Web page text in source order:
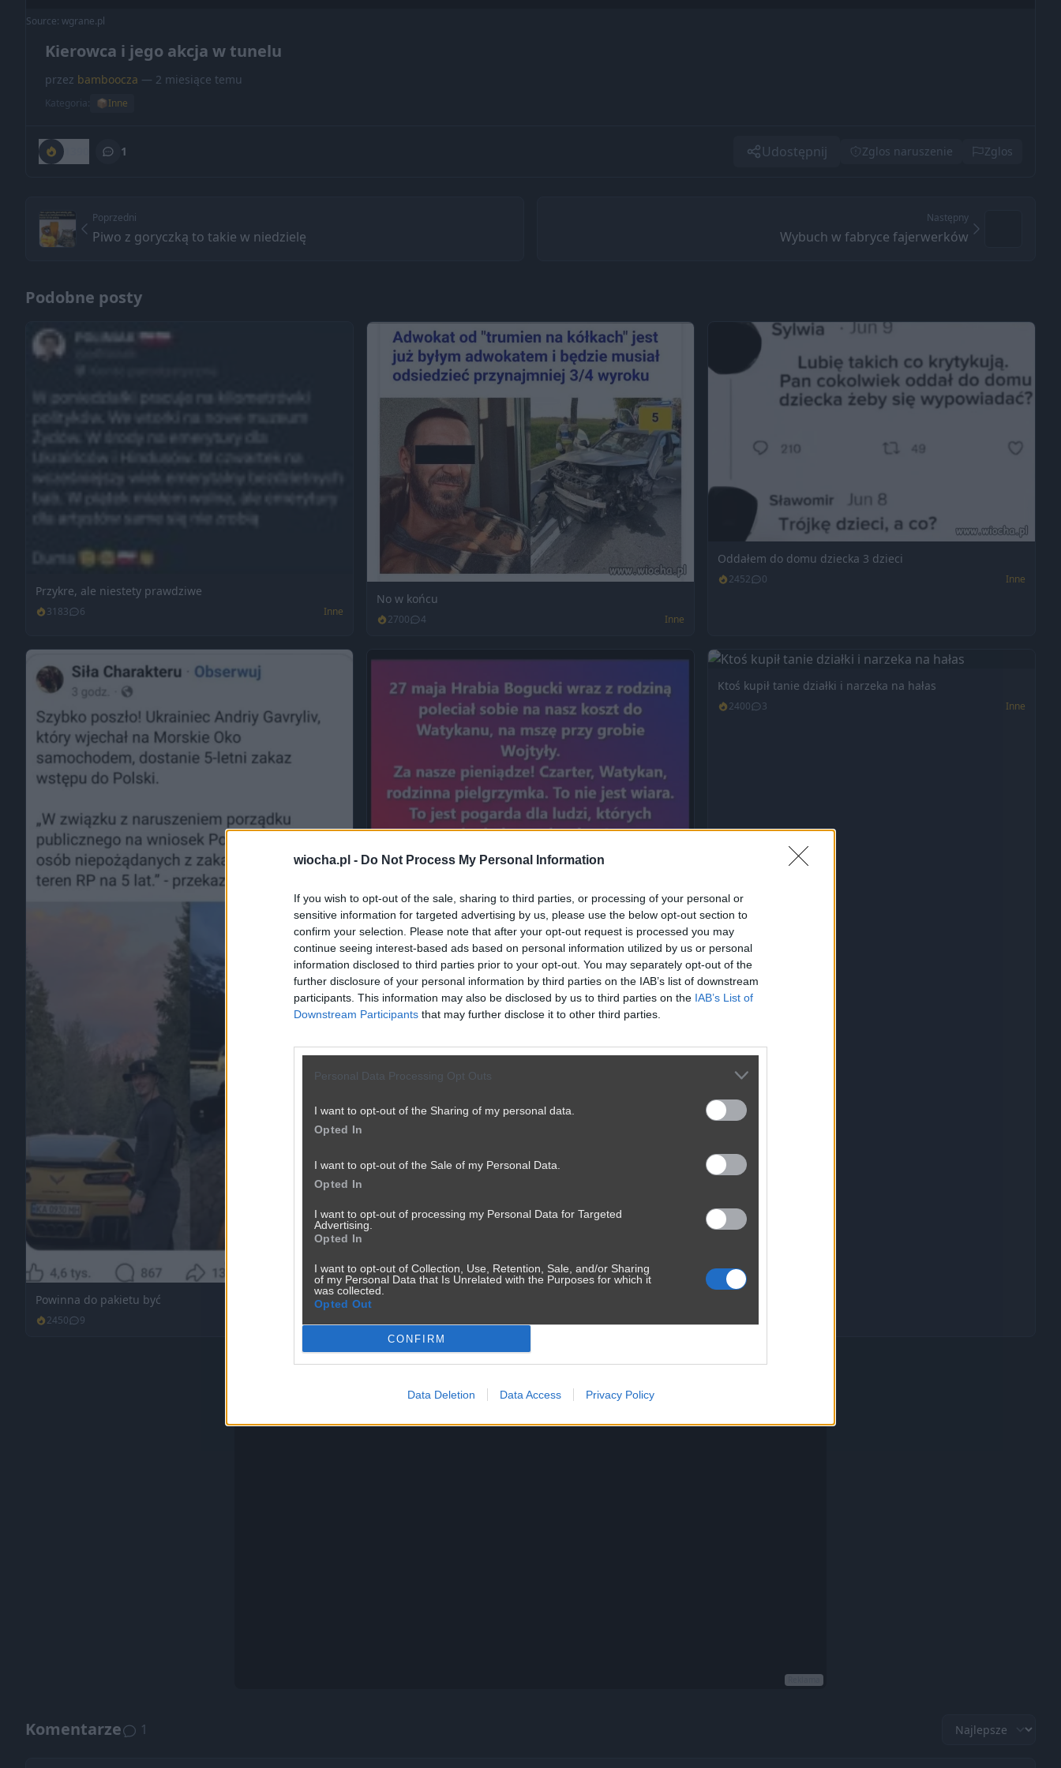
wiocha.pl - Do Not Process My Personal Information
If you wish to opt-out of the sale, sharing to third parties, or processing of your personal or
sensitive information for targeted advertising by us, please use the below opt-out section to
confirm your selection. Please note that after your opt-out request is processed you may
continue seeing interest-based ads based on personal information utilized by us or personal
information disclosed to third parties prior to your opt-out. You may separately opt-out of the
further disclosure of your personal information by third parties on the IAB’s list of downstream
participants. This information may also be disclosed by us to third parties on the IAB’s List of
Downstream Participants that may further disclose it to other third parties.
Personal Data Processing Opt Outs
I want to opt-out of the Sharing of my personal data.
Opted In
I want to opt-out of the Sale of my Personal Data.
Opted In
I want to opt-out of processing my Personal Data for Targeted
Advertising.
Opted In
I want to opt-out of Collection, Use, Retention, Sale, and/or Sharing
of my Personal Data that Is Unrelated with the Purposes for which it
was collected.
Opted Out
CONFIRM
Data Deletion Data Access Privacy Policy
Source: wgrane.pl
Kierowca i jego akcja w tunelu
przez bamboocza — 2 miesiące temu
Kategoria: 📦Inne
1 Udostępnij Zglos naruszenie Zglos
Poprzedni
Piwo z goryczką to takie w niedzielę
Następny
Wybuch w fabryce fajerwerków
Podobne posty
Przykre, ale niestety prawdziwe
3183 6 Inne
No w końcu
2700 4 Inne
Oddałem do domu dziecka 3 dzieci
2452 0 Inne
Powinna do pakietu być
2450 9
jak...
2420 1 Inne
Ktoś kupił tanie działki i narzeka na hałas
2400 3 Inne
Komentarze 1